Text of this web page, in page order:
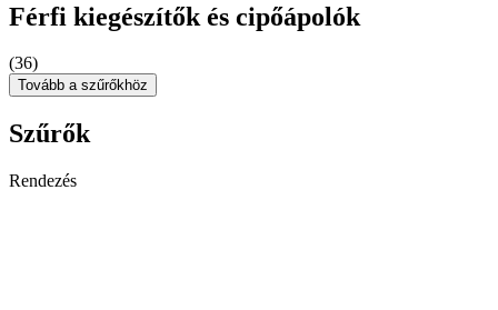
Férfi kiegészítők és cipőápolók
(36)
Tovább a szűrőkhöz
Szűrők
Rendezés